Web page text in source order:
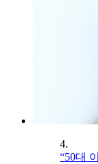
4.
“50대